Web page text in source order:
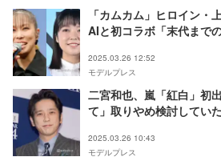
「カムカム」ヒロイン・
AIと初コラボ「末代まで
2025.03.26 12:52
モデルプレス
二宮和也、嵐「紅白」初
て」取りやめ検討してい
2025.03.26 10:43
モデルプレス